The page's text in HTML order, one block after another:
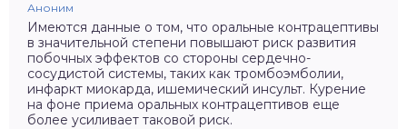
Аноним
Имеются данные о том, что оральные контрацептивы
в значительной степени повышают риск развития
побочных эффектов со стороны сердечно-
сосудистой системы, таких как тромбоэмболии,
инфаркт миокарда, ишемический инсульт. Курение
на фоне приема оральных контрацептивов еще
более усиливает таковой риск.